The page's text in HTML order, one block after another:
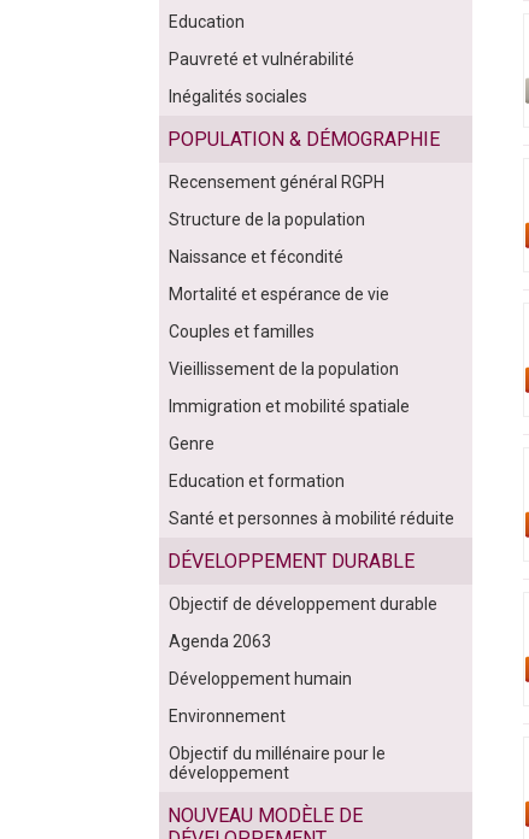
Education
Pauvreté et vulnérabilité
Inégalités sociales
POPULATION & DÉMOGRAPHIE
Recensement général RGPH
Structure de la population
Naissance et fécondité
Mortalité et espérance de vie
Couples et familles
Vieillissement de la population
Immigration et mobilité spatiale
Genre
Education et formation
Santé et personnes à mobilité réduite
DÉVELOPPEMENT DURABLE
Objectif de développement durable
Agenda 2063
Développement humain
Environnement
Objectif du millénaire pour le
développement
NOUVEAU MODÈLE DE